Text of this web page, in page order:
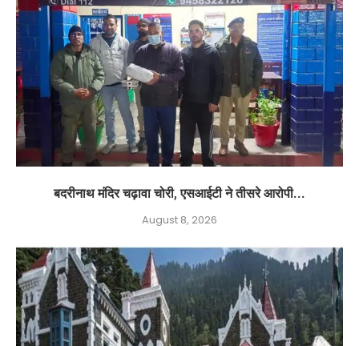
बदरीनाथ मंदिर चढ़ावा चोरी, एसआईटी ने तीसरे आरोपी...
August 8, 2026